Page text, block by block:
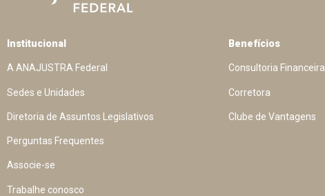
Institucional
A ANAJUSTRA Federal
Sedes e Unidades
Diretoria de Assuntos Legislativos
Perguntas Frequentes
Associe-se
Trabalhe conosco
Benefícios
Consultoria Financeira
Corretora
Clube de Vantagens